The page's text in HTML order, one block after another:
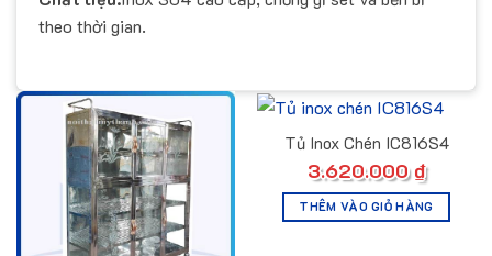
theo thời gian.
Tủ Inox Chén IC816S4
3.620.000₫
THÊM VÀO GIỎ HÀNG